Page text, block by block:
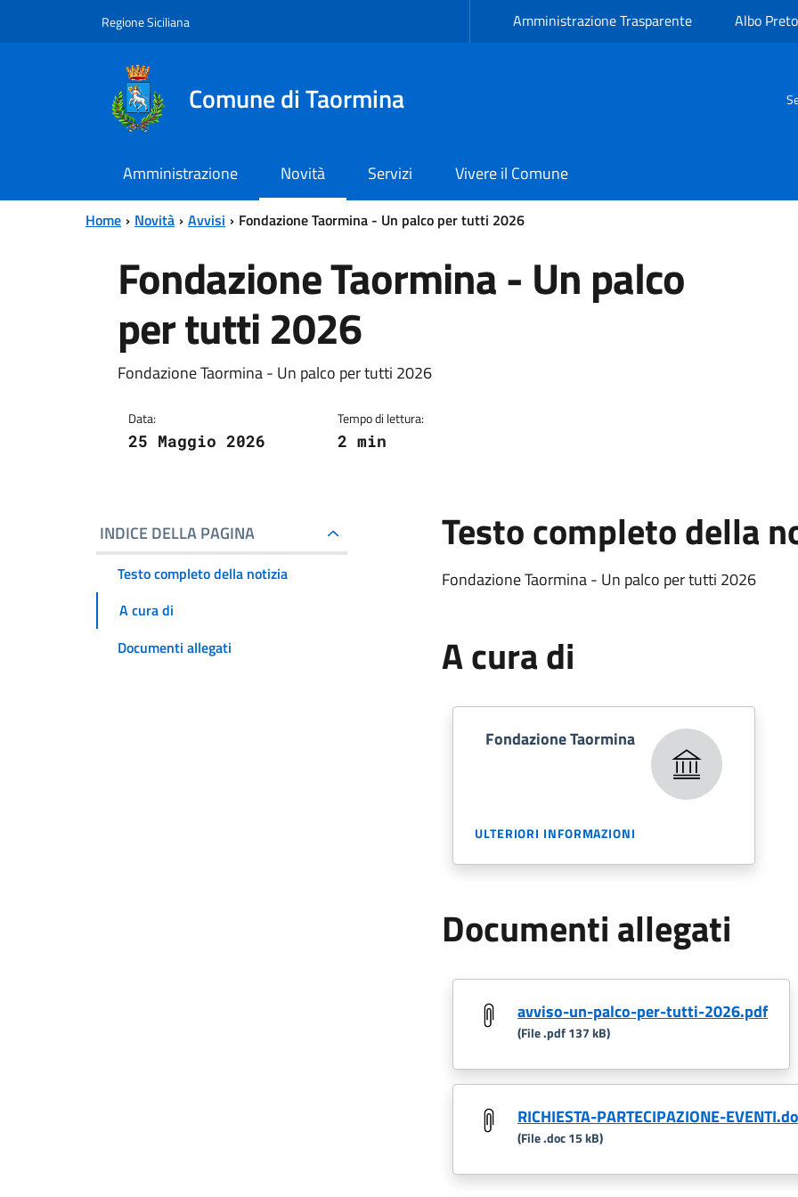
Regione Siciliana Amministrazione Trasparente Albo
Comune di Taormina
Amministrazione Novità Servizi Vivere il Comune
Home Novità Avvisi Fondazione Taormina - Un palco per tutti 2026
Fondazione Taormina - Un palco
per tutti 2026
Fondazione Taormina - Un palco per tutti 2026
Data:
25 Maggio 2026
Tempo di lettura:
2 min
INDICE DELLA PAGINA
Testo completo della notizia
A cura di
Documenti allegati
Testo completo della
Fondazione Taormina - Un palco per tutti 2026
A cura di
Fondazione Taormina
ULTERIORI INFORMAZIONI
Documenti allegati
avviso-un-palco-per-tutti-2026.pdf
(File .pdf 137 kB)
RICHIESTA-PARTECIPAZIONE-
(File .doc 15 kB)